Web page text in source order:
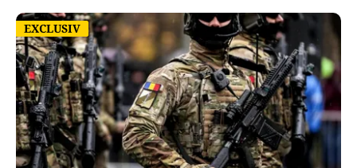
EXCLUSIV
EXCLUSIV